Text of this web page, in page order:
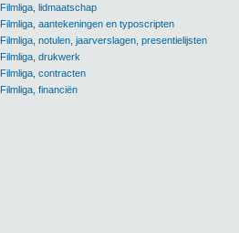
Filmliga, lidmaatschap
Filmliga, aantekeningen en typoscripten
Filmliga, notulen, jaarverslagen, presentielijsten
Filmliga, drukwerk
Filmliga, contracten
Filmliga, financiën